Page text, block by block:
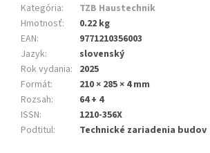
Kategória:
TZB Haustechnik
Hmotnosť:
0.22 kg
EAN:
9771210356003
Jazyk:
slovenský
Rok vydania: 2025
Formát:
210 × 285 × 4 mm
Rozsah:
64 + 4
ISSN:
1210-356X
Podtitul: Technické zariadenia budov